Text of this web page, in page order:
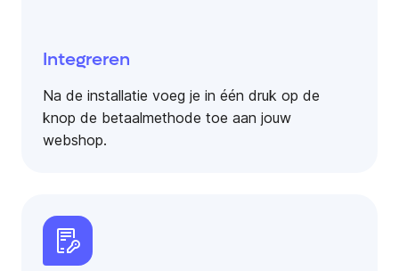
Integreren
Na de installatie voeg je in één druk op de
knop de betaalmethode toe aan jouw
webshop.